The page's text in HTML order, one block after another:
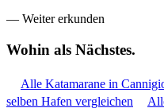
— Weiter erkunden
Wohin als Nächstes.
Alle Katamarane in
selben Hafen vergleichen